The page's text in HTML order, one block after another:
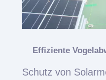
Effiziente
Schutz von